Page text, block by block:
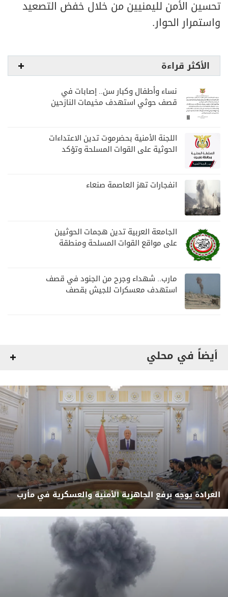
تحسين الأمن لليمنيين من خلال خفض التصعيد
واستمرار الحوار.
الأكثر قراءة
نساء وأطفال وكبار سن.. إصابات في
قصف حوثي استهدف مخيمات النازحين
اللجنة الأمنية بحضرموت تدين الاعتداءات
الحوثية على القوات المسلحة وتؤكد
انفجارات تهز العاصمة صنعاء
الجامعة العربية تدين هجمات الحوثيين
على مواقع القوات المسلحة ومنطقة
مارب.. شهداء وجرح من الجنود في قصف
استهدف معسكرات للجيش بقصف
أيضاً في محلي
العرادة يوجه برفع الجاهزية الأمنية والعسكرية في مأرب